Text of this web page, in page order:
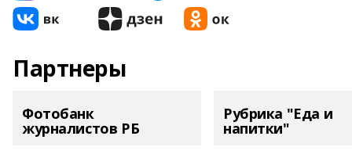
Партнеры
Фотобанк
журналистов РБ
Рубрика "Еда и
напитки"